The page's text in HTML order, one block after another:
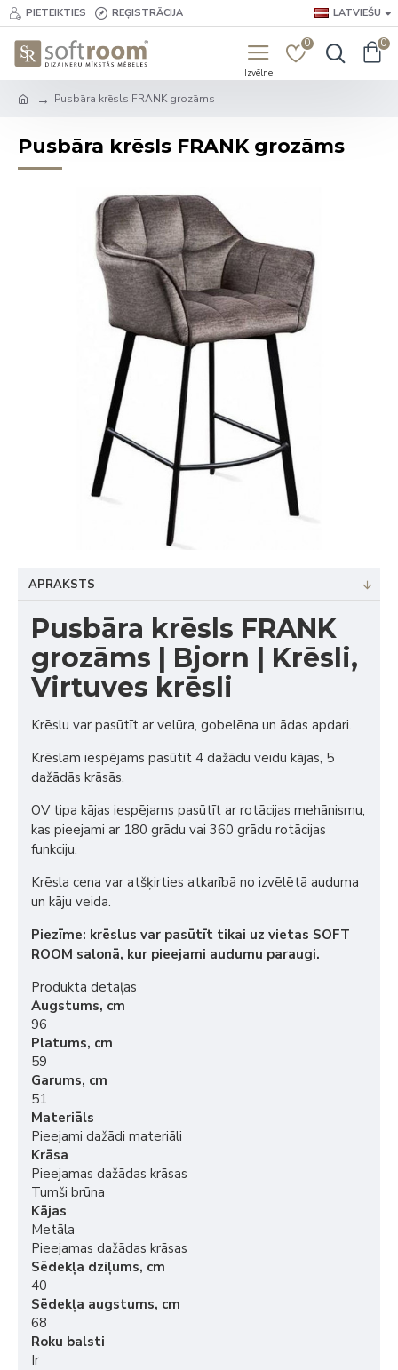
PIETEIKTIES REĢISTRĀCIJA LATVIEŠU
0 0
Pusbāra krēsls FRANK grozāms
Pusbāra krēsls FRANK grozāms
APRAKSTS
Pusbāra krēsls FRANK
grozāms | Bjorn | Krēsli,
Virtuves krēsli
Krēslu var pasūtīt ar velūra, gobelēna un ādas apdari.
Krēslam iespējams pasūtīt 4 dažādu veidu kājas, 5
dažādās krāsās.
OV tipa kājas iespējams pasūtīt ar rotācijas mehānismu,
kas pieejami ar 180 grādu vai 360 grādu rotācijas
funkciju.
Krēsla cena var atšķirties atkarībā no izvēlētā auduma
un kāju veida.
Piezīme: krēslus var pasūtīt tikai uz vietas SOFT
ROOM salonā, kur pieejami audumu paraugi.
Produkta detaļas
Augstums, cm
96
Platums, cm
59
Garums, cm
51
Materiāls
Pieejami dažādi materiāli
Krāsa
Pieejamas dažādas krāsas
Tumši brūna
Kājas
Metāla
Pieejamas dažādas krāsas
Sēdekļa dziļums, cm
40
Sēdekļa augstums, cm
68
Roku balsti
Ir